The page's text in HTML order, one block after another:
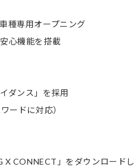
種専用オープニング
心機能を搭載
ダンス」を採用
ードに対応）
CONNECT」をダウンロードし